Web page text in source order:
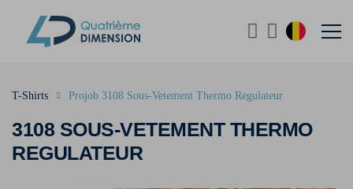
3108 SOUS-VETEMENT THERMO
REGULATEUR
T-Shirts Projob 3108 Sous-Vetement Thermo Regulateur